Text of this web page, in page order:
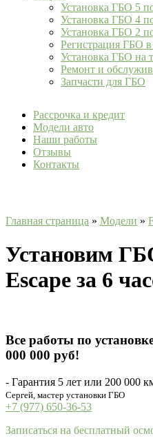
Установка ГБО 5
Установка ГБО 4
Установка ГБО 2
Регистрация ГБО
Установка ГБО на
Ремонт и
Запчасти для ГБО
Рассрочка и кредит
Модели авто
Наши работы
Отзывы
Контакты
Главная страница » Модели »
Установим
Escape за 6
Все работы по
000 000 руб!
- Гарантия 5 лет или 200 000
Сергей, мастер установки ГБО
+7 (977) 650-36-53
Записаться на бесплатный